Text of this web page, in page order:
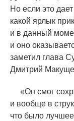
Но если это
какой ярлык
и в данный
и оно
заметил глава
Дмитрий
«Он смог
и вообще в
что было